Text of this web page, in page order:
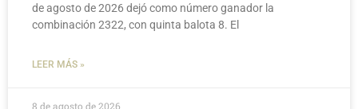
de agosto de 2026 dejó como número ganador la
combinación 2322, con quinta balota 8. El
LEER MÁS »
8 de agosto de 2026